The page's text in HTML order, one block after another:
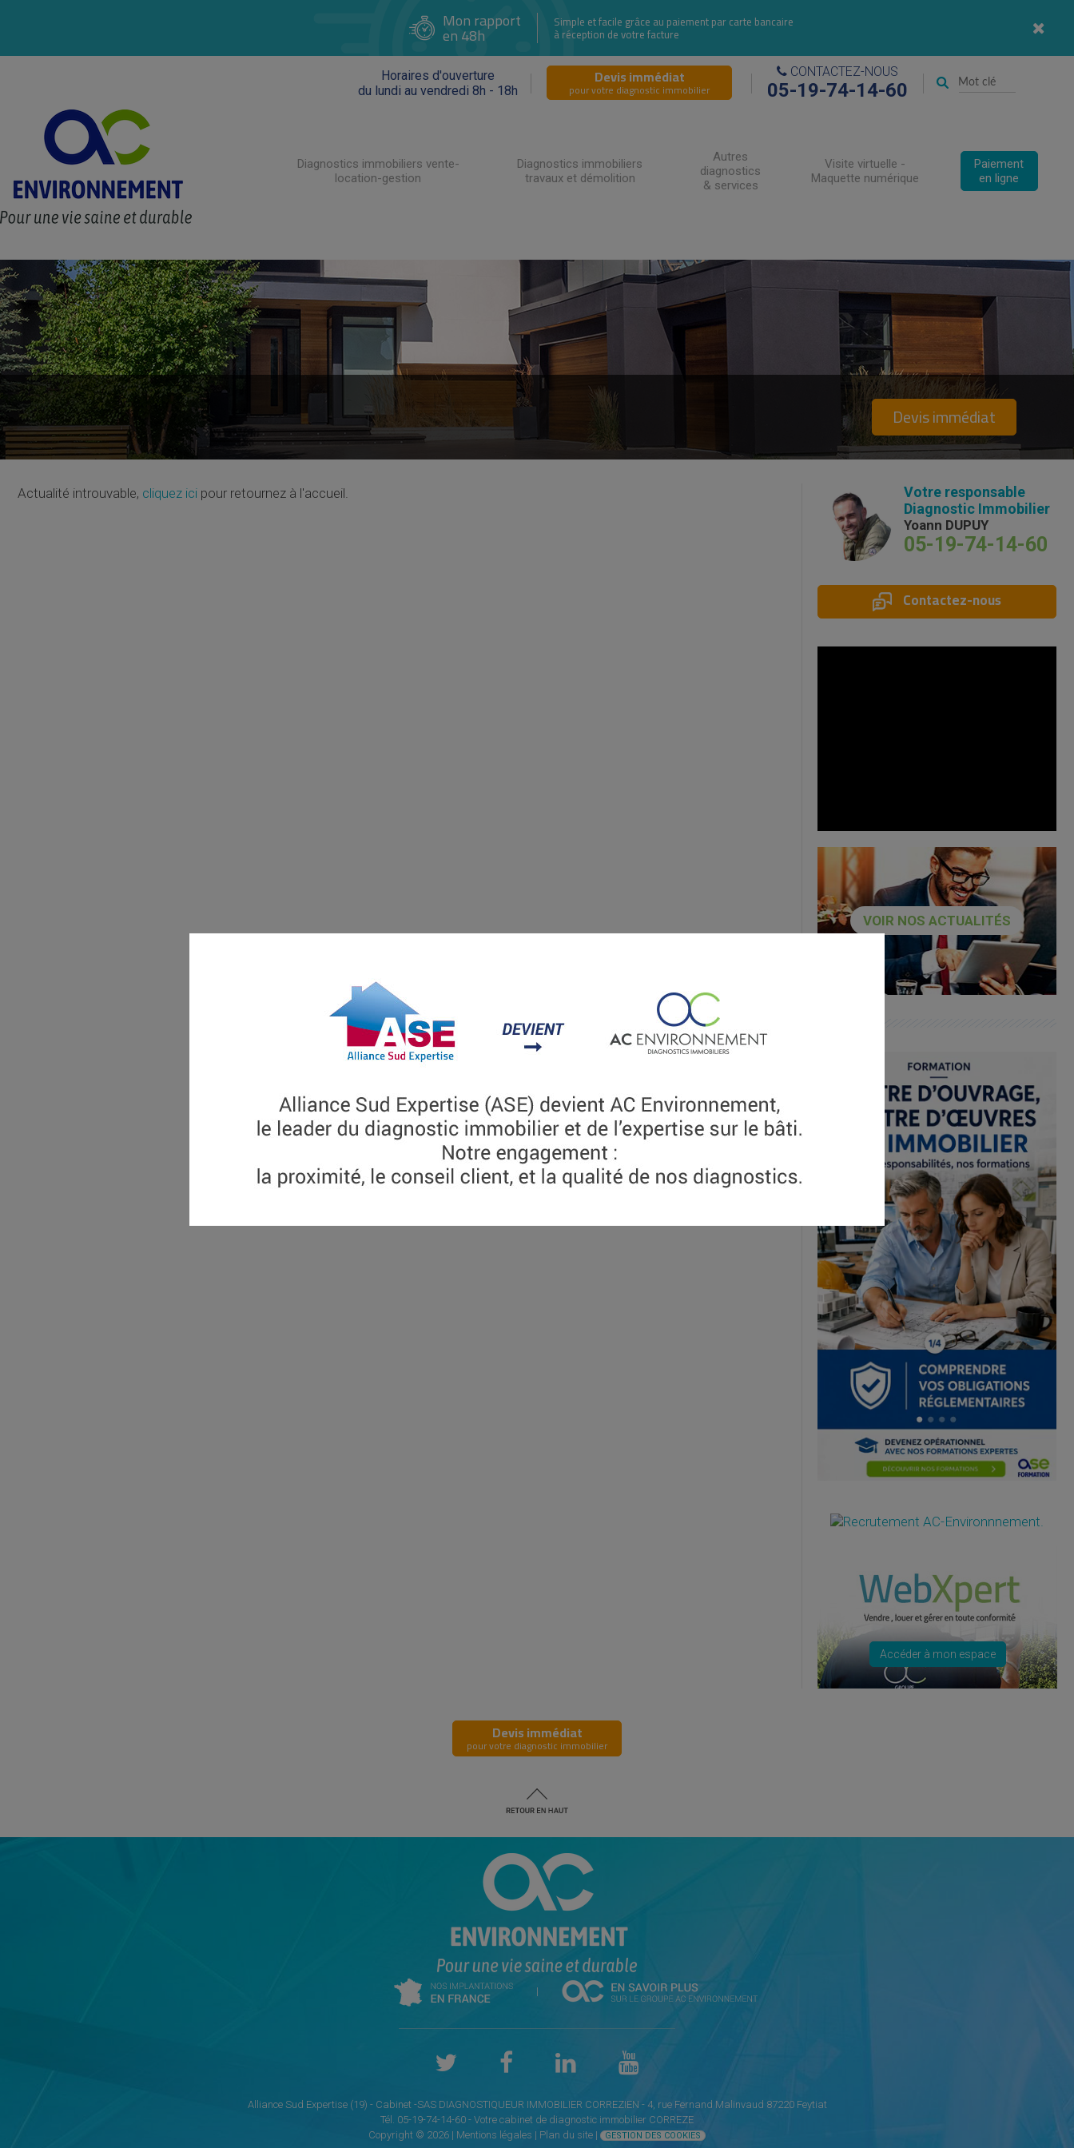
Mon rapport
en 48h
Simple et facile grâce au paiement par carte bancaire
à réception de votre facture
Horaires d'ouverture
du lundi au vendredi 8h - 18h
Devis immédiat
pour votre diagnostic immobilier
CONTACTEZ-NOUS
05-19-74-14-60
Diagnostics immobiliers vente-
location-gestion
Diagnostics immobiliers
travaux et démolition
Autres
diagnostics
& services
Visite virtuelle -
Maquette numérique
Paiement
en ligne
Devis immédiat
Actualité introuvable, cliquez ici pour retournez à l'accueil.
Votre responsable
Diagnostic Immobilier
Yoann DUPUY
05-19-74-14-60
Contactez-nous
VOIR NOS ACTUALITÉS
Accéder à mon espace
Devis immédiat
pour votre diagnostic immobilier
|
Alliance Sud Expertise (19) - Cabinet -SAS DIAGNOSTIQUEUR IMMOBILIER CORREZIEN - 4, rue Fernand Malinvaud 87220 Feytiat
Tél. 05-19-74-14-60 - Votre cabinet de diagnostic immobilier CORREZE
Copyright © 2026 | Mentions légales | Plan du site | GESTION DES COOKIES